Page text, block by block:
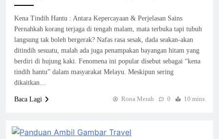
Kena Tindih Hantu : Antara Kepercayaan & Perjelasan Sains
Pernahkah korang terjaga di tengah malam, mata terbuka tapi tubuh
langsung tak boleh bergerak? Nafas rasa sesak, dada seakan-akan
ditindih sesuatu, malah ada juga penampakan bayangan hitam yang
berdiri di hujung kaki. Fenomena ini popular disebut sebagai “kena
tindih hantu” dalam masyarakat Melayu. Meskipun sering
dikaitkan…
Baca Lagi Rona Merah 0 10 mins